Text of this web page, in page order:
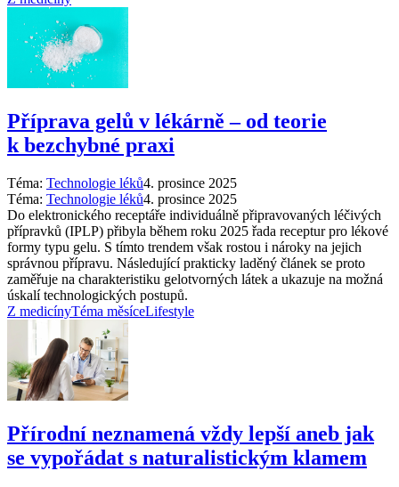
Příprava gelů v lékárně –⁠ od teorie
k bezchybné praxi
Téma: Technologie léků4. prosince 2025
Téma: Technologie léků4. prosince 2025
Do elektronického receptáře individuálně připravovaných léčivých
přípravků (IPLP) přibyla během roku 2025 řada receptur pro lékové
formy typu gelu. S tímto trendem však rostou i nároky na jejich
správnou přípravu. Následující prakticky laděný článek se proto
zaměřuje na charakteristiku gelotvorných látek a ukazuje na možná
úskalí technologických postupů.
Z medicínyTéma měsíceLifestyle
Přírodní neznamená vždy lepší aneb jak
se vypořádat s naturalistickým klamem